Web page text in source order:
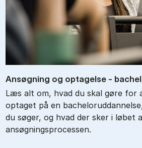
An­søg­ning og op­ta­gel­se -
Læs alt om, hvad du skal gøre for
optaget på en
du søger, og hvad der sker i løbet
ansøgningsprocessen.